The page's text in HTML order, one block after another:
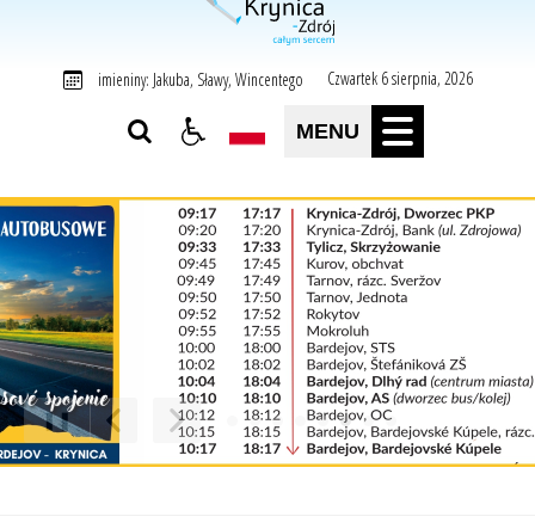
imieniny: Jakuba, Sławy, Wincentego Czwartek 6 sierpnia, 2026
MENU
Poprzedni Element
Następny Element
❚❚